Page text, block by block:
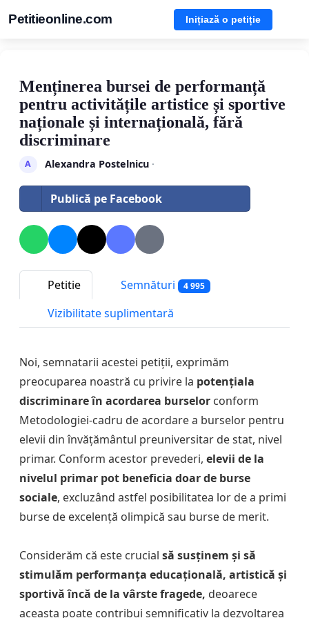
Petitieonline.com Inițiază o petiție
Menținerea bursei de performanță
pentru activitățile artistice și sportive
naționale și internațională, fără
discriminare
A Alexandra Postelnicu·
Publică pe Facebook
Petitie Semnături 4 995
Vizibilitate suplimentară
Noi, semnatarii acestei petiții, exprimăm
preocuparea noastră cu privire la potențiala
discriminare în acordarea burselor conform
Metodologiei-cadru de acordare a burselor pentru
elevii din învățământul preuniversitar de stat, nivel
primar. Conform acestor prevederi, elevii de la
nivelul primar pot beneficia doar de burse
sociale, excluzând astfel posibilitatea lor de a primi
burse de excelență olimpică sau burse de merit.
Considerăm că este crucial să susținem și să
stimulăm performanța educațională, artistică și
sportivă încă de la vârste fragede, deoarece
aceasta poate contribui semnificativ la dezvoltarea